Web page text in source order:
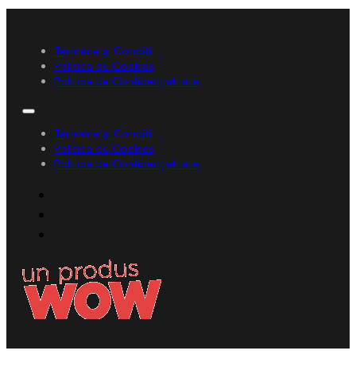
Termene și Condiții
Politica de Cookies
Politica de Confidențialitate
Termene și Condiții
Politica de Cookies
Politica de Confidențialitate